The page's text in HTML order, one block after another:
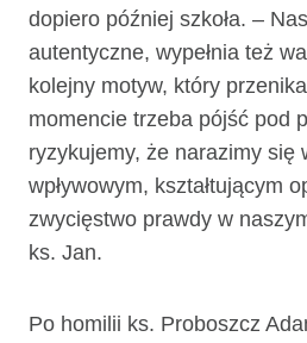
dopiero później szkoła. –
autentyczne, wypełnia też
kolejny motyw, który
momencie trzeba pójść pod
ryzykujemy, że narazimy się
wpływowym, kształtującym
zwycięstwo prawdy w
ks. Jan.
Po homilii ks. Proboszcz